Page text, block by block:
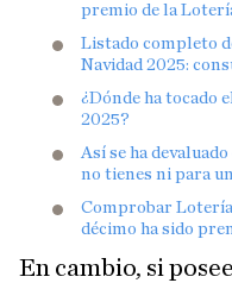
premio de la
Listado completo
Navidad 2025:
¿Dónde ha tocado
2025?
Así se ha
no tienes ni para
Comprobar
décimo ha sido
En cambio, si